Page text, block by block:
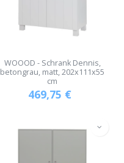
WOOOD - Schrank Dennis,
betongrau, matt, 202x111x55
cm
469,75 €